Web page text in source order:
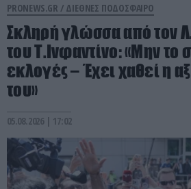
PRONEWS.GR / ΔΙΕΘΝΕΣ ΠΟΔΟΣΦΑΙΡΟ
Σκληρή γλώσσα από τον
του Τ.Ινφαντίνο: «Μην το
εκλογές – Έχει χαθεί η
του»
05.08.2026 | 17:02